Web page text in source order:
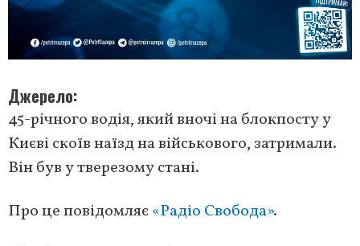
Джерело
45-річного водія, який вночі на блокпосту у
Києві скоїв наїзд на військового, затримали.
Він був у тверезому стані.
Про це повідомляє «Радіо Свобода».